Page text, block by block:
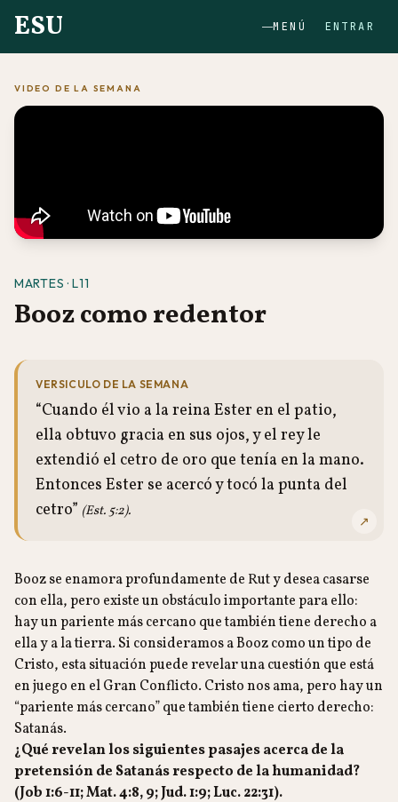
ESU MENÚ ENTRAR
VIDEO DE LA SEMANA
MARTES · L11
Booz como redentor
VERSICULO DE LA SEMANA
“Cuando él vio a la reina Ester en el patio,
ella obtuvo gracia en sus ojos, y el rey le
extendió el cetro de oro que tenía en la mano.
Entonces Ester se acercó y tocó la punta del
cetro” (Est. 5:2).
↗
Booz se enamora profundamente de Rut y desea casarse
con ella, pero existe un obstáculo importante para ello:
hay un pariente más cercano que también tiene derecho a
ella y a la tierra. Si consideramos a Booz como un tipo de
Cristo, esta situación puede revelar una cuestión que está
en juego en el Gran Conflicto. Cristo nos ama, pero hay un
“pariente más cercano” que también tiene cierto derecho:
Satanás.
¿Qué revelan los siguientes pasajes acerca de la
pretensión de Satanás respecto de la humanidad?
(Job 1:6-11; Mat. 4:8, 9; Jud. 1:9; Luc. 22:31).